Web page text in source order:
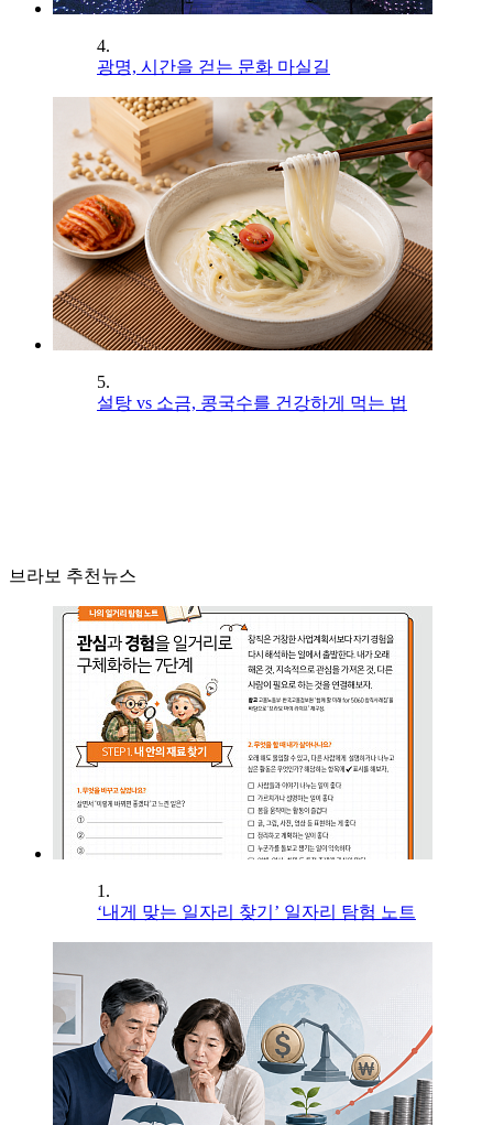
4.
광명, 시간을 걷는 문화 마실길
5.
설탕 vs 소금, 콩국수를 건강하게 먹는 법
브라보 추천뉴스
1.
‘내게 맞는 일자리 찾기’ 일자리 탐험 노트